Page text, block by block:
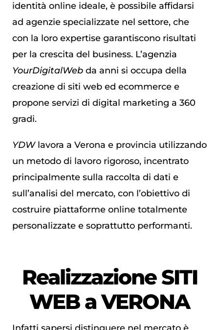
identità online ideale, è possibile affidarsi
ad agenzie specializzate nel settore, che
con la loro expertise garantiscono risultati
per la crescita del business. L’agenzia
YourDigitalWeb da anni si occupa della
creazione di siti web ed ecommerce e
propone servizi di digital marketing a 360
gradi.
YDWlavora a Verona e provincia utilizzando
un metodo di lavoro rigoroso, incentrato
principalmente sulla raccolta di dati e
sull’analisi del mercato, con l’obiettivo di
costruire piattaforme online totalmente
personalizzate e soprattutto performanti.
RealizzazioneSITI
WEBa VERONA